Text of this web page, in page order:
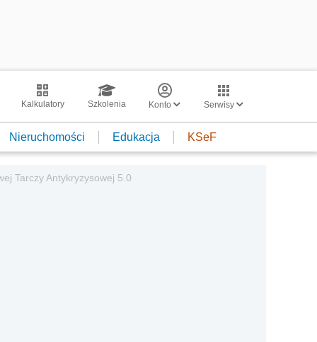
Kalkulatory Szkolenia Konto Serwisy
Nieruchomości Edukacja KSeF
Tarczy Antykryzysowej 5.0